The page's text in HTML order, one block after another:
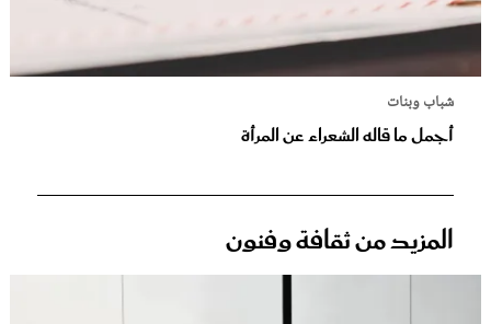
شباب وبنات
أجمل ما قاله الشعراء عن المرأة
المزيد من ثقافة وفنون